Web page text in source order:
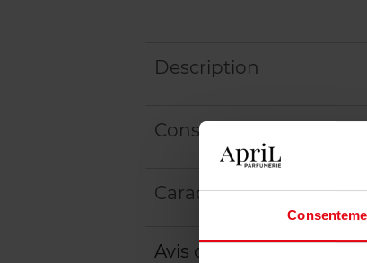
Description
Conseil d'utilisation
Caractéristiques
Avis client